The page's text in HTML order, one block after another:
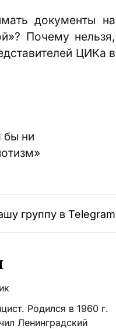
документы на
Почему нельзя,
ЦИКа в
бы ни
группу в Telegram
Родился в 1960 г.
Ленинградский